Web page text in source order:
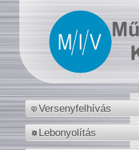
Versenyfelhívás
Lebonyolítás